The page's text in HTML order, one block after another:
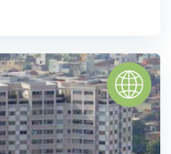
vị trí tọa lạc tại con
đầu khu vực quận 4.